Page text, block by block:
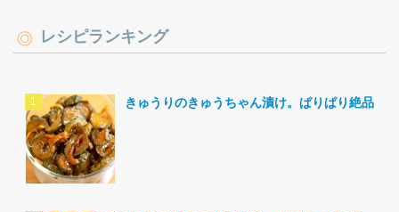
レシピランキング
きゅうりのきゅうちゃん漬け。ぱりぱり絶品。